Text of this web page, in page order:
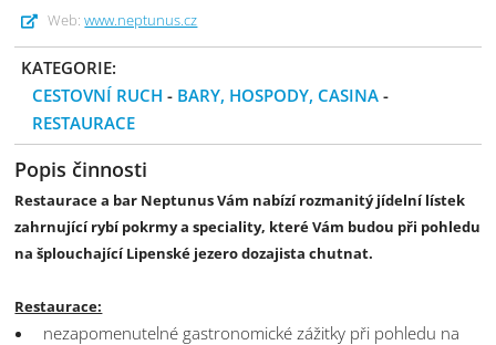
Web: www.neptunus.cz
KATEGORIE:
CESTOVNÍ RUCH - BARY, HOSPODY, CASINA -
RESTAURACE
Popis činnosti
Restaurace a bar Neptunus Vám nabízí rozmanitý jídelní lístek
zahrnující rybí pokrmy a speciality, které Vám budou při pohledu
na šplouchající Lipenské jezero dozajista chutnat.
Restaurace:
nezapomenutelné gastronomické zážitky při pohledu na